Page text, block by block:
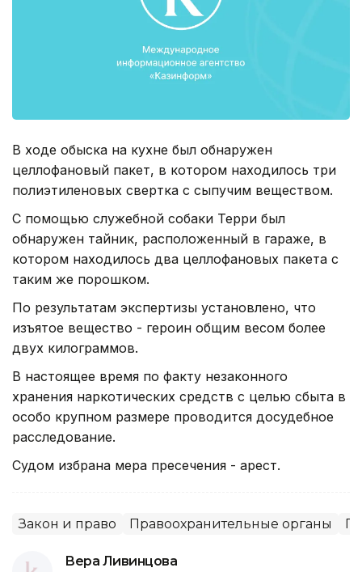
В ходе обыска на кухне был обнаружен
целлофановый пакет, в котором находилось три
полиэтиленовых свертка с сыпучим веществом.
С помощью служебной собаки Терри был
обнаружен тайник, расположенный в гараже, в
котором находилось два целлофановых пакета с
таким же порошком.
По результатам экспертизы установлено, что
изъятое вещество - героин общим весом более
двух килограммов.
В настоящее время по факту незаконного
хранения наркотических средств с целью сбыта в
особо крупном размере проводится досудебное
расследование.
Судом избрана мера пресечения - арест.
Закон и право Правоохранительные органы
Вера Ливинцова